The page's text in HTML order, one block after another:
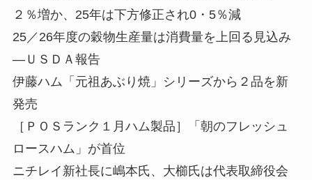
２％増か、25年は下方修正され0・5％減
25／26年度の穀物生産量は消費量を上回る見込み
—ＵＳＤＡ報告
伊藤ハム「元祖あぶり焼」シリーズから２品を新
発売
［ＰＯＳランク１月ハム製品］「朝のフレッシュ
ロースハム」が首位
ニチレイ新社長に嶋本氏、大櫛氏は代表取締役会